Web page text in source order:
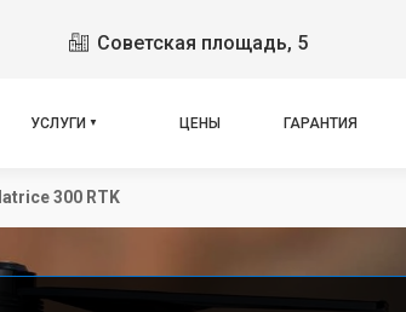
Советская площадь, 5
УСЛУГИ ЦЕНЫ ГАРАНТИЯ
300 RTK